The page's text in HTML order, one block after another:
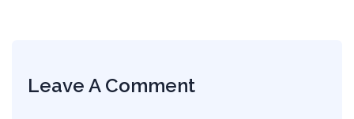
Leave A Comment